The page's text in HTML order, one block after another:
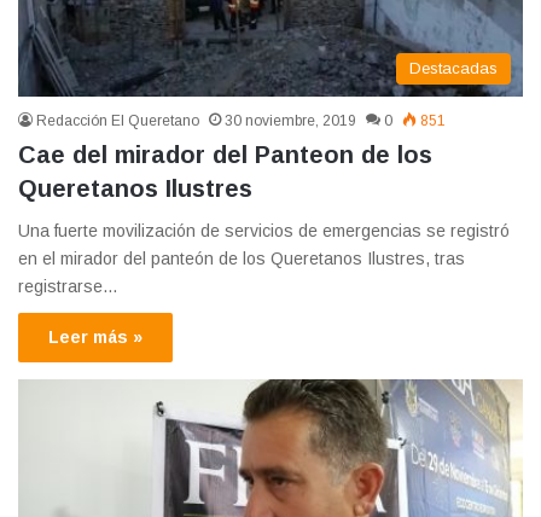
Destacadas
Redacción El Queretano 30 noviembre, 2019 0 851
Cae del mirador del Panteon de los
Queretanos Ilustres
Una fuerte movilización de servicios de emergencias se registró
en el mirador del panteón de los Queretanos Ilustres, tras
registrarse…
Leer más »